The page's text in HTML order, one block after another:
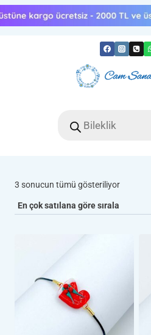
Skip
to
search
3 sonucun tümü gösteriliyor